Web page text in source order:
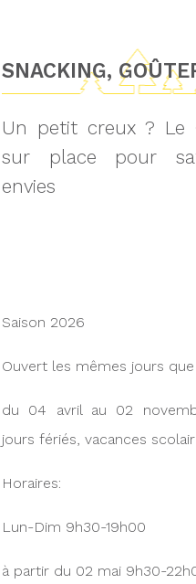
SNACKING,
Un petit creux ? Le
sur place pour
envies
Saison 2026
Ouvert les mêmes jours
du 04 avril au 02
jours fériés, vacances
Horaires:
Lun-Dim 9h30-19h00
à partir du 02 mai 9h30-